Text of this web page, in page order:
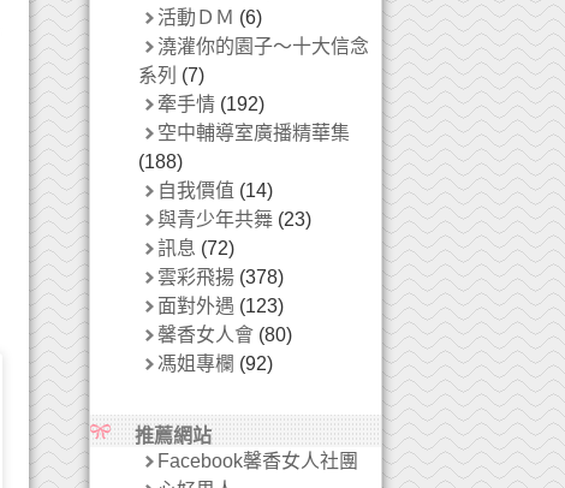
活動ＤＭ (6)
澆灌你的園子～十大信念
系列 (7)
牽手情(192)
空中輔導室廣播精華集
(188)
自我價值 (14)
與青少年共舞(23)
訊息 (72)
雲彩飛揚(378)
面對外遇 (123)
馨香女人會(80)
馮姐專欄 (92)
推薦網站
Facebook馨香女人社團